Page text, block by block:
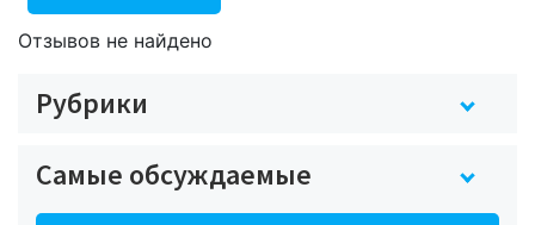
Отзывов не найдено
Рубрики
Самые обсуждаемые